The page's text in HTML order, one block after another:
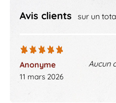
Avis clients sur un
Anonyme
11 mars 2026
Aucun